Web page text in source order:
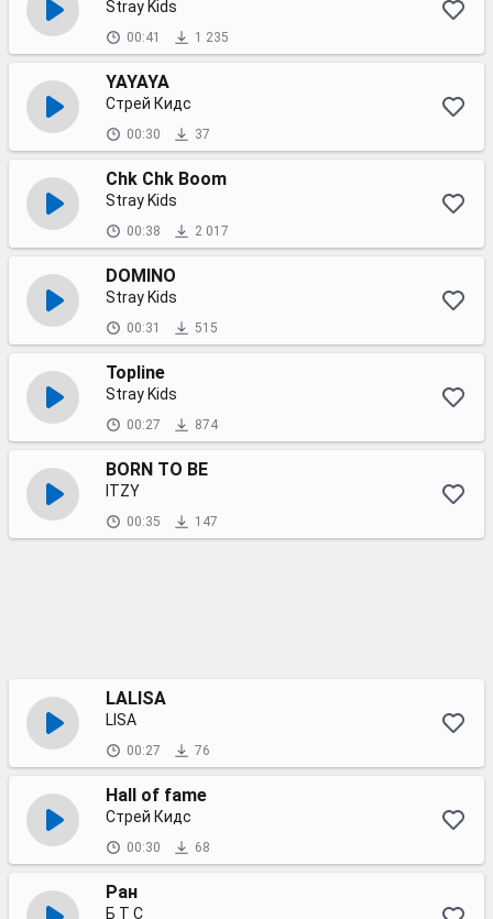
Stray Kids
00:41 1 235
YAYAYA
Стрей Кидс
00:30 37
Chk Chk Boom
Stray Kids
00:38 2 017
DOMINO
Stray Kids
00:31 515
Topline
Stray Kids
00:27 874
BORN TO BE
ITZY
00:35 147
LALISA
LISA
00:27 76
Hall of fame
Стрей Кидс
00:30 68
Ран
Б T С